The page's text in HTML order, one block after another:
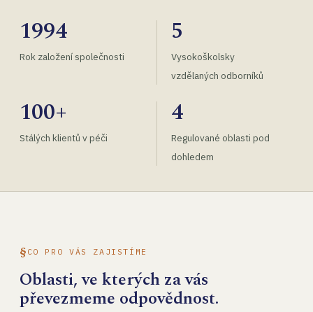
1994
Rok založení společnosti
5
Vysokoškolsky
vzdělaných odborníků
100+
Stálých klientů v péči
4
Regulované oblasti pod
dohledem
CO PRO VÁS ZAJISTÍME
Oblasti, ve kterých za vás
převezmeme odpovědnost.